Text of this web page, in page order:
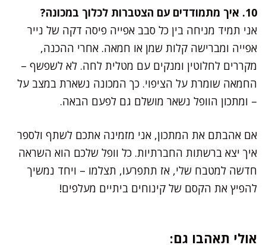
10. איך מתמודדים עם הצטברות לכלוך במכונה?
אני תמיד מניחה בין כל סבב אפייה פיסה דקה של נייר
אפייה ומברישה קלות שמן או חמאה. אחרי ההכנה,
מקררים לחלוטין ומנקים עם מטלית לחה. לא לשפשף –
החמאה שומרת על הציפוי. כך המכונה נשארת במצב על
– ומתכון הוופל נשאר מושלם גם לפעם הבאה.
אם אהבתם את המתכון, אני מזמינה אתכם לשתף ולספר
איך יצא ברשתות החברתיות. כל וופל שלכם הוא השראה
חדשה למטבח שלי, אז תתפרעו, תצלמו – ויחד נמשיך
להפיץ את הקסם של קינוחים ביתיים מעלפים!
אולי תאהבו גם: